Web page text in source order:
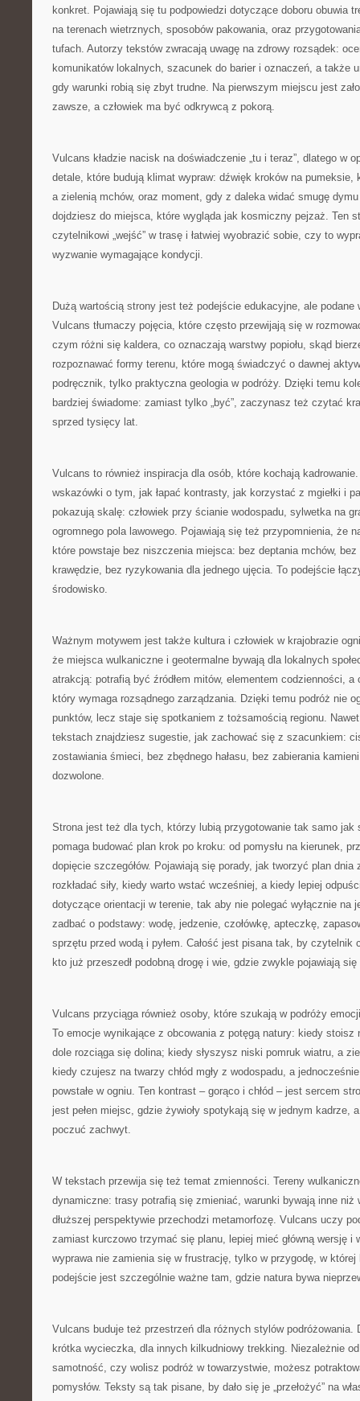
konkret. Pojawiają się tu podpowiedzi dotyczące doboru obuwia
na terenach wietrznych, sposobów pakowania, oraz
tufach. Autorzy tekstów zwracają uwagę na zdrowy rozsądek:
komunikatów lokalnych, szacunek do barier i oznaczeń, a także
gdy warunki robią się zbyt trudne. Na pierwszym miejscu jest
zawsze, a człowiek ma być odkrywcą z pokorą.
Vulcans kładzie nacisk na doświadczenie „tu i teraz”, dlatego w
detale, które budują klimat wypraw: dźwięk kroków na pumeksie,
a zielenią mchów, oraz moment, gdy z daleka widać smugę
dojdziesz do miejsca, które wygląda jak kosmiczny pejzaż. Ten
czytelnikowi „wejść” w trasę i łatwiej wyobrazić sobie, czy to
wyzwanie wymagające kondycji.
Dużą wartością strony jest też podejście edukacyjne, ale podane
Vulcans tłumaczy pojęcia, które często przewijają się w
czym różni się kaldera, co oznaczają warstwy popiołu, skąd
rozpoznawać formy terenu, które mogą świadczyć o dawnej
podręcznik, tylko praktyczna geologia w podróży. Dzięki temu
bardziej świadome: zamiast tylko „być”, zaczynasz też czytać
sprzed tysięcy lat.
Vulcans to również inspiracja dla osób, które kochają
wskazówki o tym, jak łapać kontrasty, jak korzystać z mgiełki i
pokazują skalę: człowiek przy ścianie wodospadu, sylwetka na
ogromnego pola lawowego. Pojawiają się też przypomnienia, że
które powstaje bez niszczenia miejsca: bez deptania mchów,
krawędzie, bez ryzykowania dla jednego ujęcia. To podejście
środowisko.
Ważnym motywem jest także kultura i człowiek w krajobrazie
że miejsca wulkaniczne i geotermalne bywają dla lokalnych
atrakcją: potrafią być źródłem mitów, elementem codzienności,
który wymaga rozsądnego zarządzania. Dzięki temu podróż nie
punktów, lecz staje się spotkaniem z tożsamością regionu.
tekstach znajdziesz sugestie, jak zachować się z szacunkiem:
zostawiania śmieci, bez zbędnego hałasu, bez zabierania
dozwolone.
Strona jest też dla tych, którzy lubią przygotowanie tak samo jak
pomaga budować plan krok po kroku: od pomysłu na kierunek,
dopięcie szczegółów. Pojawiają się porady, jak tworzyć plan dnia
rozkładać siły, kiedy warto wstać wcześniej, a kiedy lepiej
dotyczące orientacji w terenie, tak aby nie polegać wyłącznie na
zadbać o podstawy: wodę, jedzenie, czołówkę, apteczkę,
sprzętu przed wodą i pyłem. Całość jest pisana tak, by czytelnik
kto już przeszedł podobną drogę i wie, gdzie zwykle pojawiają
Vulcans przyciąga również osoby, które szukają w podróży
To emocje wynikające z obcowania z potęgą natury: kiedy stoisz
dole rozciąga się dolina; kiedy słyszysz niski pomruk wiatru, a
kiedy czujesz na twarzy chłód mgły z wodospadu, a
powstałe w ogniu. Ten kontrast – gorąco i chłód – jest sercem
jest pełen miejsc, gdzie żywioły spotykają się w jednym kadrze,
poczuć zachwyt.
W tekstach przewija się też temat zmienności. Tereny
dynamiczne: trasy potrafią się zmieniać, warunki bywają inne niż
dłuższej perspektywie przechodzi metamorfozę. Vulcans uczy
zamiast kurczowo trzymać się planu, lepiej mieć główną wersję i
wyprawa nie zamienia się w frustrację, tylko w przygodę, w
podejście jest szczególnie ważne tam, gdzie natura bywa
Vulcans buduje też przestrzeń dla różnych stylów podróżowania.
krótka wycieczka, dla innych kilkudniowy trekking. Niezależnie
samotność, czy wolisz podróż w towarzystwie, możesz
pomysłów. Teksty są tak pisane, by dało się je „przełożyć” na